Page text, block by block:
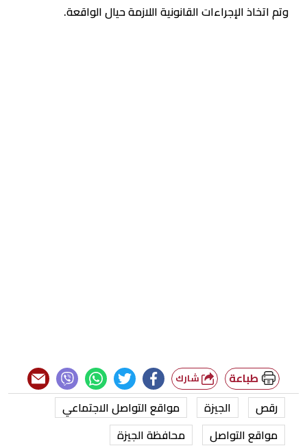
وتم اتخاذ الإجراءات القانونية اللازمة حيال الواقعة.
طباعة
رقص الجيزة
مواقع التواصل الاجتماعي
مواقع التواصل
محافظة الجيزة